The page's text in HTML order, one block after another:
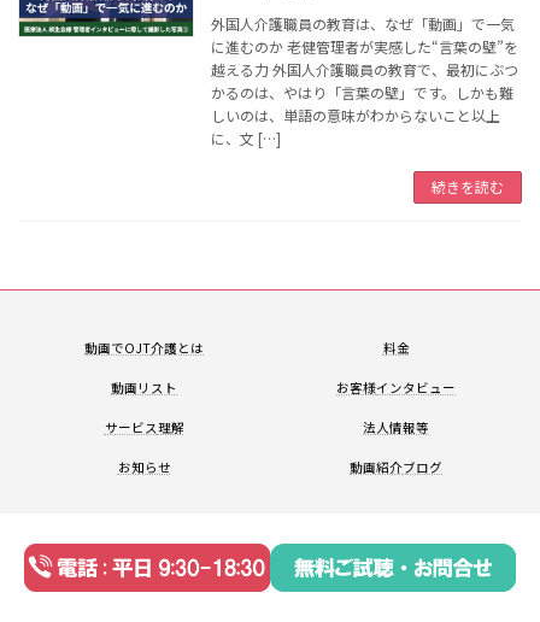
外国人介護職員の教育は、なぜ「動画」で一気
に進むのか 老健管理者が実感した“言葉の壁”を
越える力 外国人介護職員の教育で、最初にぶつ
かるのは、やはり「言葉の壁」です。しかも難
しいのは、単語の意味がわからないこと以上
に、文 […]
続きを読む
動画でOJT介護とは 料金
動画リスト お客様インタビュー
サービス理解 法人情報等
お知らせ 動画紹介ブログ